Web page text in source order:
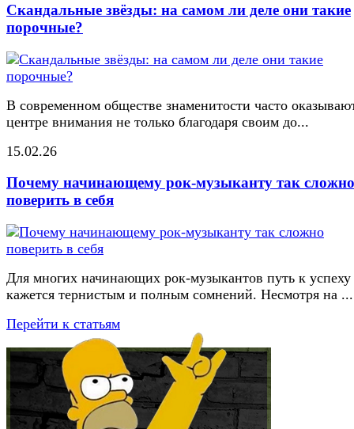
Скандальные звёзды: на самом ли деле они такие
порочные?
В современном обществе знаменитости часто
центре внимания не только благодаря своим до...
15.02.26
Почему начинающему рок-музыканту так сложно
поверить в себя
Для многих начинающих рок-музыкантов путь к успеху
кажется тернистым и полным сомнений. Несмотря на ...
Перейти к статьям